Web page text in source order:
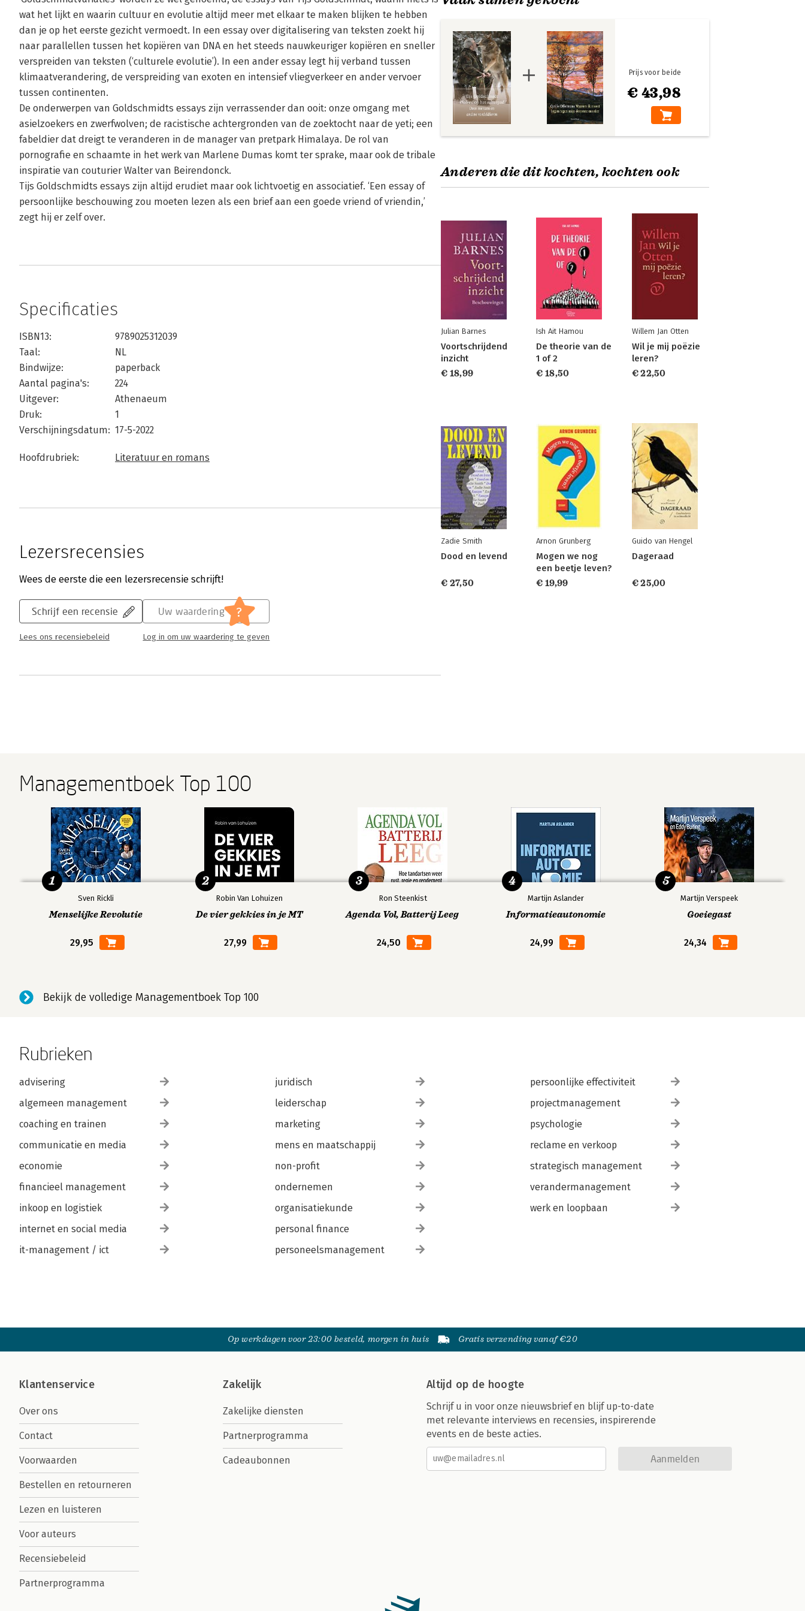
wat het lijkt en waarin cultuur en evolutie altijd meer met elkaar te maken blijken te hebben
dan je op het eerste gezicht vermoedt. In een essay over digitalisering van teksten zoekt hij
naar parallellen tussen het kopiëren van DNA en het steeds nauwkeuriger kopiëren en sneller
verspreiden van teksten (‘culturele evolutie’). In een ander essay legt hij verband tussen
klimaatverandering, de verspreiding van exoten en intensief vliegverkeer en ander vervoer
tussen continenten.
De onderwerpen van Goldschmidts essays zijn verrassender dan ooit: onze omgang met
asielzoekers en zwerfwolven; de racistische achtergronden van de zoektocht naar de yeti; een
fabeldier dat dreigt te veranderen in de manager van pretpark Himalaya. De rol van
pornografie en schaamte in het werk van Marlene Dumas komt ter sprake, maar ook de tribale
inspiratie van couturier Walter van Beirendonck.
Tijs Goldschmidts essays zijn altijd erudiet maar ook lichtvoetig en associatief. ‘Een essay of
persoonlijke beschouwing zou moeten lezen als een brief aan een goede vriend of vriendin,’
zegt hij er zelf over.
Specificaties
ISBN13:
9789025312039
Taal:
NL
Bindwijze:
paperback
Aantal pagina's:
224
Uitgever:
Athenaeum
Druk:
1
Verschijningsdatum: 17-5-2022
Hoofdrubriek: Literatuur en romans
Lezersrecensies
Wees de eerste die een lezersrecensie schrijft!
Schrijf een recensie
Lees ons recensiebeleid
Uw waardering ?
Log in om uw waardering te geven
€ 43,98
Prijs voor beide
Anderen die dit kochten, kochten ook
Julian Barnes
Voortschrijdend
inzicht
€ 18,99
Ish Ait Hamou
De theorie van de
1 of 2
€ 18,50
Willem Jan Otten
Wil je mij poëzie
leren?
€ 22,50
Zadie Smith
Dood en levend
€ 27,50
Arnon Grunberg
Mogen we nog
een beetje leven?
€ 19,99
Guido van Hengel
Dageraad
€ 25,00
Managementboek Top 100
Sven Rickli
Menselijke Revolutie
29,95
1
Robin Van Lohuizen
De vier gekkies in je MT
27,99
2
Ron Steenkist
Agenda Vol, Batterij Leeg
24,50
3
Martijn Aslander
Informatieautonomie
24,99
4
Martijn Verspeek
Goeiegast
24,34
5
Bekijk de volledige Managementboek Top 100
Rubrieken
advisering
algemeen management
coaching en trainen
communicatie en media
economie
financieel management
inkoop en logistiek
internet en social media
it-management / ict
juridisch
leiderschap
marketing
mens en maatschappij
non-profit
ondernemen
organisatiekunde
personal finance
personeelsmanagement
persoonlijke effectiviteit
projectmanagement
psychologie
reclame en verkoop
strategisch management
verandermanagement
werk en loopbaan
Op werkdagen voor 23:00 besteld, morgen in huis Gratis verzending vanaf €20
Klantenservice
Over ons
Contact
Voorwaarden
Bestellen en retourneren
Lezen en luisteren
Voor auteurs
Recensiebeleid
Partnerprogramma
Zakelijk
Zakelijke diensten
Partnerprogramma
Cadeaubonnen
Altijd op de hoogte
Schrijf u in voor onze nieuwsbrief en blijf up-to-date
met relevante interviews en recensies, inspirerende
events en de beste acties.
Aanmelden